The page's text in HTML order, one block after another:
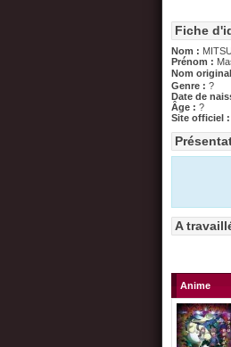
Fiche
Nom :
Prénom :
Nom
Genre : ?
Date de
Âge : ?
Site officiel :
A
Anime